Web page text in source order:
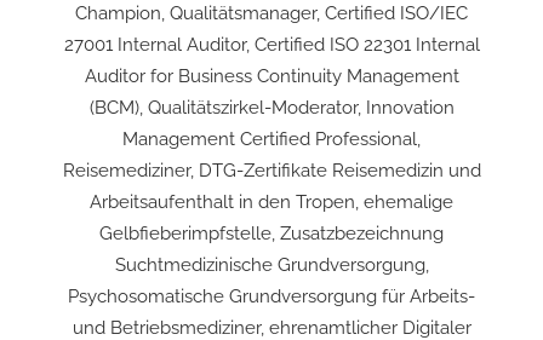
Champion, Qualitätsmanager, Certified ISO/IEC
27001 Internal Auditor, Certified ISO 22301 Internal
Auditor for Business Continuity Management
(BCM), Qualitätszirkel-Moderator, Innovation
Management Certified Professional,
Reisemediziner, DTG-Zertifikate Reisemedizin und
Arbeitsaufenthalt in den Tropen, ehemalige
Gelbfieberimpfstelle, Zusatzbezeichnung
Suchtmedizinische Grundversorgung,
Psychosomatische Grundversorgung für Arbeits-
und Betriebsmediziner, ehrenamtlicher Digitaler